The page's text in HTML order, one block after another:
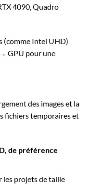
4090, Quadro
(comme Intel UHD)
GPU pour une
des images et la
fichiers temporaires et
de préférence
projets de taille